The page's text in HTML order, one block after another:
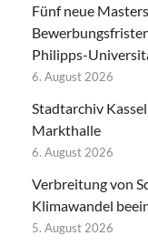
Fünf neue
Philipps-
6. August 2026
Stadtarchiv
Markthalle
6. August 2026
Verbreitung von
Klimawandel
5. August 2026